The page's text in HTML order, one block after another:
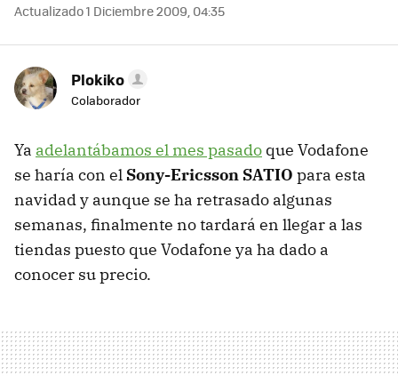
Actualizado 1 Diciembre 2009, 04:35
Plokiko
Colaborador
Ya adelantábamos el mes pasado que Vodafone
se haría con el Sony-Ericsson SATIO para esta
navidad y aunque se ha retrasado algunas
semanas, finalmente no tardará en llegar a las
tiendas puesto que Vodafone ya ha dado a
conocer su precio.